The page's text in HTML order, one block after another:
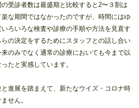
受診者数は最盛期と比較すると2〜３割は
な期間ではなかったのですが、時間にはゆ
ろいろな検査や診療の手順や方法を見直す
の決定をするためにスタッフとの話し合い
のみでなく通常の診療においても今まで以
たと実感しています。
進展を踏まえて、新たなウイズ・コロナ時
せん。